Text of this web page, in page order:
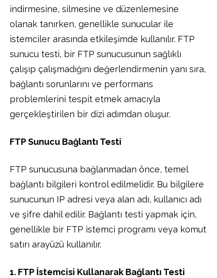
indirmesine, silmesine ve düzenlemesine
olanak tanırken, genellikle sunucular ile
istemciler arasında etkileşimde kullanılır. FTP
sunucu testi, bir FTP sunucusunun sağlıklı
çalışıp çalışmadığını değerlendirmenin yanı sıra,
bağlantı sorunlarını ve performans
problemlerini tespit etmek amacıyla
gerçekleştirilen bir dizi adımdan oluşur.
FTP Sunucu Bağlantı Testi
FTP sunucusuna bağlanmadan önce, temel
bağlantı bilgileri kontrol edilmelidir. Bu bilgilere
sunucunun IP adresi veya alan adı, kullanıcı adı
ve şifre dahil edilir. Bağlantı testi yapmak için,
genellikle bir FTP istemci programı veya komut
satırı arayüzü kullanılır.
1. FTP İstemcisi Kullanarak Bağlantı Testi